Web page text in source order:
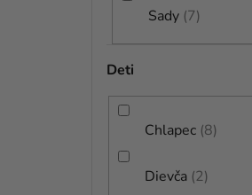
Sady 7
Deti
Chlapec 8
Dievča 2